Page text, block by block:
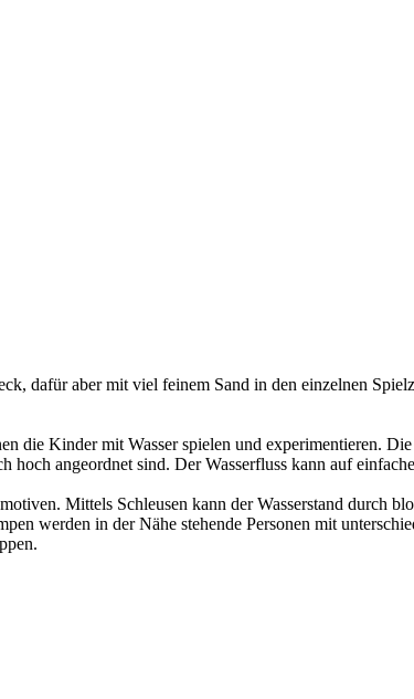
dafür aber mit viel feinem Sand in den einzelnen
Kinder mit Wasser spielen und experimentieren. Die
angeordnet sind. Der Wasserfluss kann auf
Mittels Schleusen kann der Wasserstand durch
werden in der Nähe stehende Personen mit